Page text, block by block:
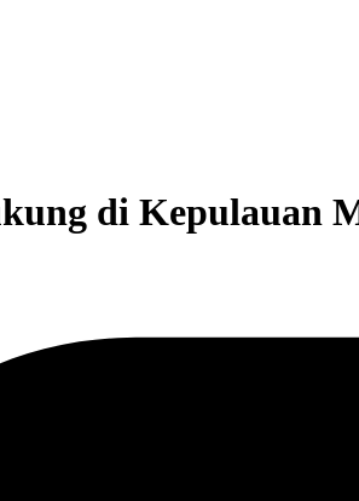
di Kepulauan